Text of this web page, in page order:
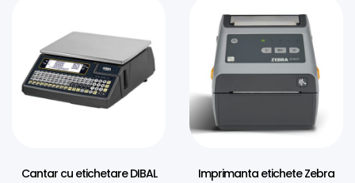
Cantar cu etichetare DIBAL
Imprimanta etichete Zebra